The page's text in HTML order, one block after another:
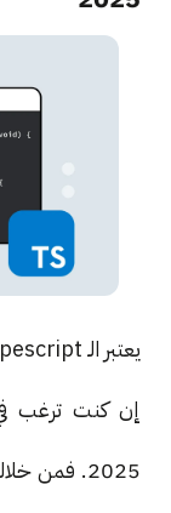
2025. فمن